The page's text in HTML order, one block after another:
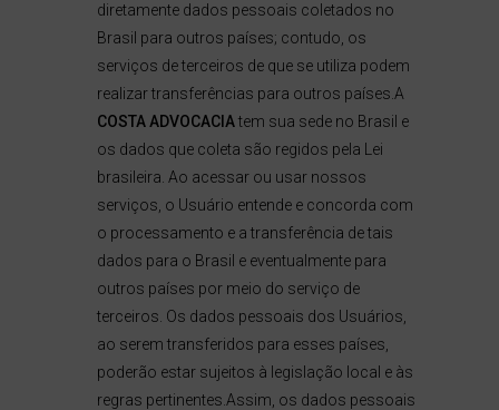
diretamente dados pessoais coletados no
Brasil para outros países; contudo, os
serviços de terceiros de que se utiliza podem
realizar transferências para outros países.A
COSTA ADVOCACIAtem sua sede no Brasil e
os dados que coleta são regidos pela Lei
brasileira. Ao acessar ou usar nossos
serviços, o Usuário entende e concorda com
o processamento e a transferência de tais
dados para o Brasil e eventualmente para
outros países por meio do serviço de
terceiros. Os dados pessoais dos Usuários,
ao serem transferidos para esses países,
poderão estar sujeitos à legislação local e às
regras pertinentes.Assim, os dados pessoais